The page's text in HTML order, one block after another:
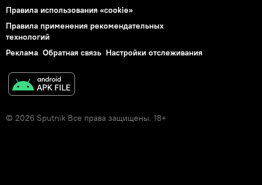
Правила использования «cookie»
Правила применения рекомендательных
технологий
Реклама Обратная связь Настройки отслеживания
© 2026 Sputnik Все права защищены. 18+